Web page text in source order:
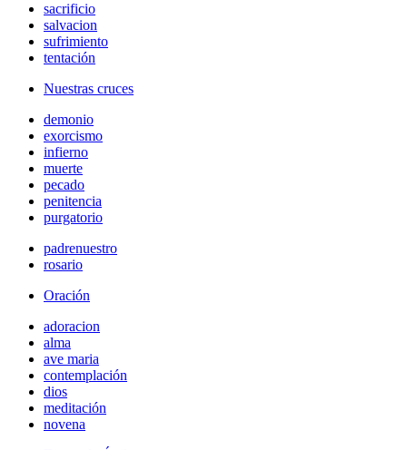
sacrificio
salvacion
sufrimiento
tentación
Nuestras cruces
demonio
exorcismo
infierno
muerte
pecado
penitencia
purgatorio
padrenuestro
rosario
Oración
adoracion
alma
ave maria
contemplación
dios
meditación
novena